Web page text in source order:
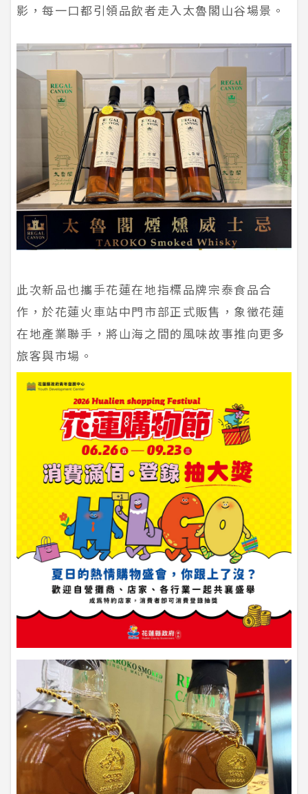
影，每一口都引領品飲者走入太魯閣山谷場景。
此次新品也攜手花蓮在地指標品牌宗泰食品合
作，於花蓮火車站中門市部正式販售，象徵花蓮
在地產業聯手，將山海之間的風味故事推向更多
旅客與市場。